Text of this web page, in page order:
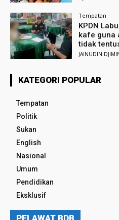
Tempatan
KPDN
kafe guna
tidak
JAINUDIN
KATEGORI POPULAR
Tempatan
Politik
Sukan
English
Nasional
Umum
Pendidikan
Eksklusif
PELAWAT BDB